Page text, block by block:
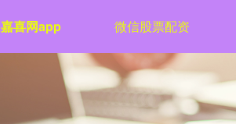
嘉喜网app 微信股票配资